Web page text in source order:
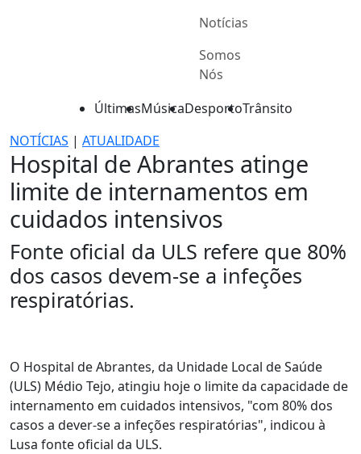
Notícias
Somos
Nós
ÚltimasMúsicaDesportoTrânsito
NOTÍCIAS | ATUALIDADE
Hospital de Abrantes atinge
limite de internamentos em
cuidados intensivos
Fonte oficial da ULS refere que 80%
dos casos devem-se a infeções
respiratórias.
O Hospital de Abrantes, da Unidade Local de Saúde
(ULS) Médio Tejo, atingiu hoje o limite da capacidade de
internamento em cuidados intensivos, "com 80% dos
casos a dever-se a infeções respiratórias", indicou à
Lusa fonte oficial da ULS.